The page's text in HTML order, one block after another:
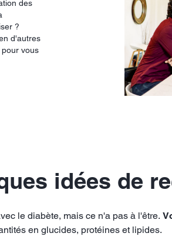
des
?
d'autres
vous
idées de
le diabète, mais ce n'a pas à l'être.
en glucides, protéines et lipides.